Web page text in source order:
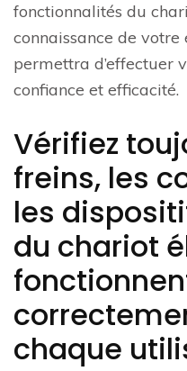
fonctionnalités du
connaissance de
permettra d’effectuer
confiance et efficacité.
Vérifiez
freins, les
les
du chariot
chaque